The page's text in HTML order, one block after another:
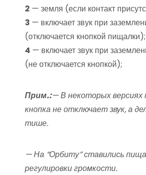
2 — земля (если контакт
3 — включает звук при
(отключается кнопкой пищалки);
4 — включает звук при
(не отключается кнопкой);
Прим.:— В некоторых версиях
кнопка не отключает звук, а
тише.
— На “Орбиту” ставились
регулировки громкости.